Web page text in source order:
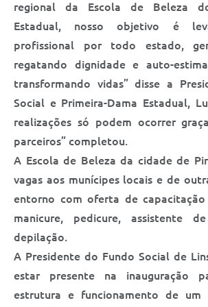
A Prefeitura
Plano de Contingência 2024-2025 Lins/SP
Tributos
regional da Escola de Beleza
Estadual, nosso objetivo é
profissional por todo estado,
regatando dignidade e auto-
transformando vidas” disse a
Social e Primeira-Dama Estadual,
realizações só podem ocorrer
parceiros” completou.
A Escola de Beleza da cidade de
vagas aos munícipes locais e de
entorno com oferta de capacitação
manicure, pedicure, assistente
depilação.
A Presidente do Fundo Social de
estar presente na inauguração
estrutura e funcionamento de